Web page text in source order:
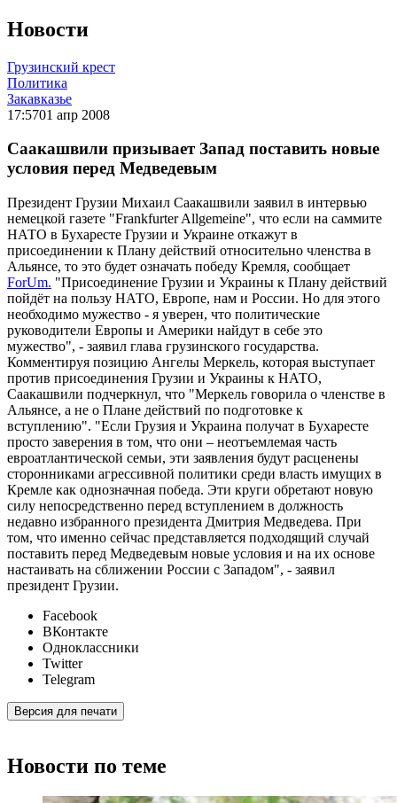
Новости
Грузинский крест
Политика
Закавказье
17:5701 апр 2008
Саакашвили призывает Запад поставить новые
условия перед Медведевым
Президент Грузии Михаил Саакашвили заявил в интервью
немецкой газете "Frankfurter Allgemeine", что если на саммите
НАТО в Бухаресте Грузии и Украине откажут в
присоединении к Плану действий относительно членства в
Альянсе, то это будет означать победу Кремля, сообщает
ForUm. "Присоединение Грузии и Украины к Плану действий
пойдёт на пользу НАТО, Европе, нам и России. Но для этого
необходимо мужество - я уверен, что политические
руководители Европы и Америки найдут в себе это
мужество", - заявил глава грузинского государства.
Комментируя позицию Ангелы Меркель, которая выступает
против присоединения Грузии и Украины к НАТО,
Саакашвили подчеркнул, что "Меркель говорила о членстве в
Альянсе, а не о Плане действий по подготовке к
вступлению". "Если Грузия и Украина получат в Бухаресте
просто заверения в том, что они – неотъемлемая часть
евроатлантической семьи, эти заявления будут расценены
сторонниками агрессивной политики среди власть имущих в
Кремле как однозначная победа. Эти круги обретают новую
силу непосредственно перед вступлением в должность
недавно избранного президента Дмитрия Медведева. При
том, что именно сейчас представляется подходящий случай
поставить перед Медведевым новые условия и на их основе
настаивать на сближении России с Западом", - заявил
президент Грузии.
Facebook
ВКонтакте
Одноклассники
Twitter
Telegram
Версия для печати
Новости по теме